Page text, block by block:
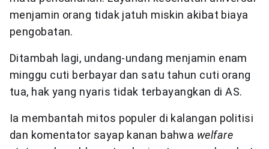
menjamin orang tidak jatuh miskin akibat biaya
pengobatan.
Ditambah lagi, undang-undang menjamin enam
minggu cuti berbayar dan satu tahun cuti orang
tua, hak yang nyaris tidak terbayangkan di AS.
Ia membantah mitos populer di kalangan politisi
dan komentator sayap kanan bahwa welfare